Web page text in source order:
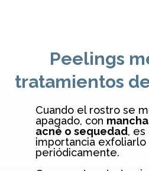
Peelings
tratamientos
Cuando el rostro se
apagado, con
acné o sequedad, es
importancia exfoliarlo
periódicamente.